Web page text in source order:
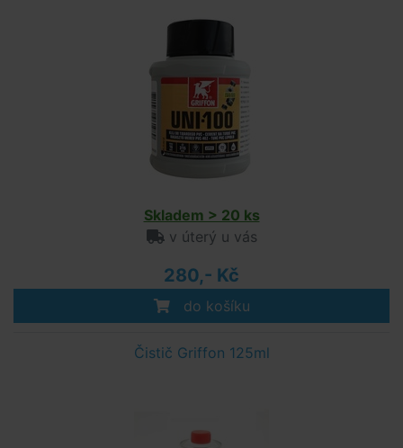
Skladem > 20 ks
v úterý u vás
280,- Kč
do košíku
Čistič Griffon 125ml